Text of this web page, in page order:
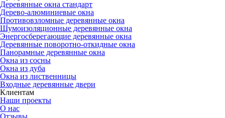
Деревянные окна стандарт
Дерево-алюминиевые окна
Противовзломные деревянные окна
Шумоизоляционные деревянные окна
Энергосберегающие деревянные окна
Деревянные поворотно-откидные окна
Панорамные деревянные окна
Окна из сосны
Окна из дуба
Окна из лиственницы
Входные деревянные двери
Клиентам
Наши проекты
О нас
Отзывы